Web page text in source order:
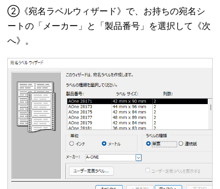
②《宛名ラベルウィザード》で、お持ちの宛名シ
ートの「メーカー」と「製品番号」を選択して《次
へ》。